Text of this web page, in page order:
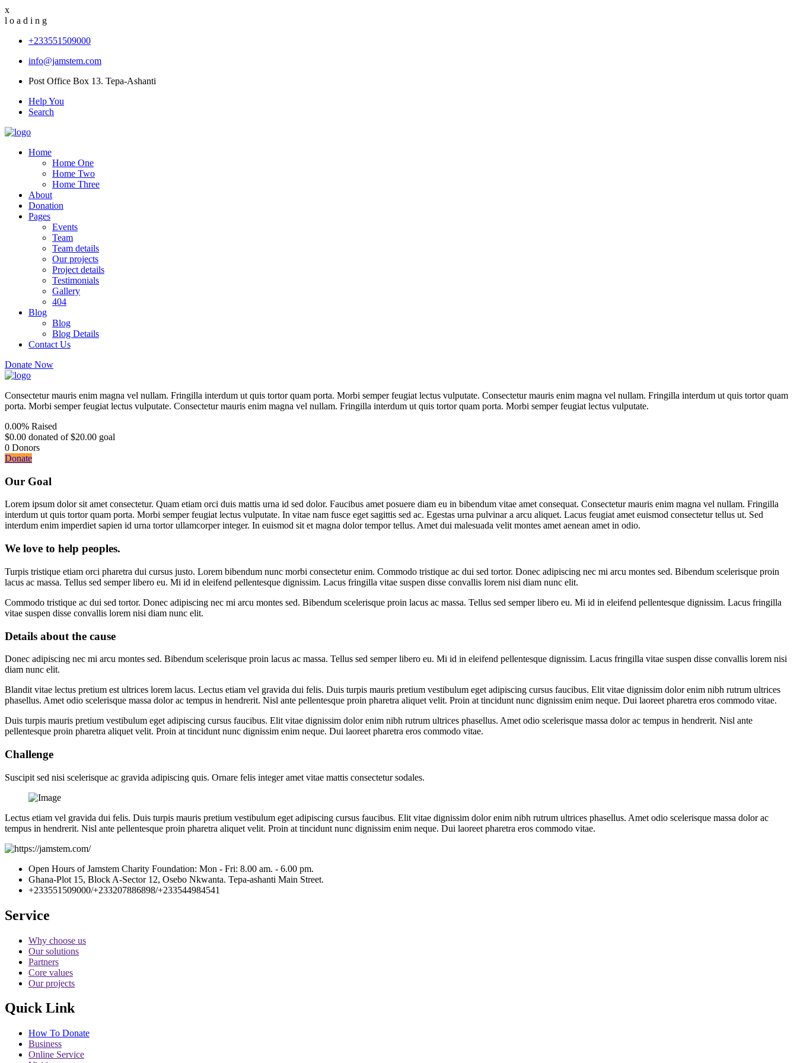
x
l o a d i n g
+233551509000
info@jamstem.com
Post Office Box 13. Tepa-Ashanti
Help You
Search
Home
Home One
Home Two
Home Three
About
Donation
Pages
Events
Team
Team details
Our projects
Project details
Testimonials
Gallery
404
Blog
Blog
Blog Details
Contact Us
Donate Now
Consectetur mauris enim magna vel nullam. Fringilla interdum ut quis tortor quam porta. Morbi semper feugiat lectus vulputate. Consectetur mauris enim magna vel nullam. Fringilla interdum ut quis tortor quam
porta. Morbi semper feugiat lectus vulputate. Consectetur mauris enim magna vel nullam. Fringilla interdum ut quis tortor quam porta. Morbi semper feugiat lectus vulputate.
0.00% Raised
$0.00 donated of$20.00 goal
0 Donors
Donate
Our Goal
Lorem ipsum dolor sit amet consectetur. Quam etiam orci duis mattis urna id sed dolor. Faucibus amet posuere diam eu in bibendum vitae amet consequat. Consectetur mauris enim magna vel nullam. Fringilla
interdum ut quis tortor quam porta. Morbi semper feugiat lectus vulputate. In vitae nam fusce eget sagittis sed ac. Egestas urna pulvinar a arcu aliquet. Lacus feugiat amet euismod consectetur tellus ut. Sed
interdum enim imperdiet sapien id urna tortor ullamcorper integer. In euismod sit et magna dolor tempor tellus. Amet dui malesuada velit montes amet aenean amet in odio.
We love to help peoples.
Turpis tristique etiam orci pharetra dui cursus justo. Lorem bibendum nunc morbi consectetur enim. Commodo tristique ac dui sed tortor. Donec adipiscing nec mi arcu montes sed. Bibendum scelerisque proin
lacus ac massa. Tellus sed semper libero eu. Mi id in eleifend pellentesque dignissim. Lacus fringilla vitae suspen disse convallis lorem nisi diam nunc elit.
Commodo tristique ac dui sed tortor. Donec adipiscing nec mi arcu montes sed. Bibendum scelerisque proin lacus ac massa. Tellus sed semper libero eu. Mi id in eleifend pellentesque dignissim. Lacus fringilla
vitae suspen disse convallis lorem nisi diam nunc elit.
Details about the cause
Donec adipiscing nec mi arcu montes sed. Bibendum scelerisque proin lacus ac massa. Tellus sed semper libero eu. Mi id in eleifend pellentesque dignissim. Lacus fringilla vitae suspen disse convallis lorem nisi
diam nunc elit.
Blandit vitae lectus pretium est ultrices lorem lacus. Lectus etiam vel gravida dui felis. Duis turpis mauris pretium vestibulum eget adipiscing cursus faucibus. Elit vitae dignissim dolor enim nibh rutrum ultrices
phasellus. Amet odio scelerisque massa dolor ac tempus in hendrerit. Nisl ante pellentesque proin pharetra aliquet velit. Proin at tincidunt nunc dignissim enim neque. Dui laoreet pharetra eros commodo vitae.
Duis turpis mauris pretium vestibulum eget adipiscing cursus faucibus. Elit vitae dignissim dolor enim nibh rutrum ultrices phasellus. Amet odio scelerisque massa dolor ac tempus in hendrerit. Nisl ante
pellentesque proin pharetra aliquet velit. Proin at tincidunt nunc dignissim enim neque. Dui laoreet pharetra eros commodo vitae.
Challenge
Suscipit sed nisi scelerisque ac gravida adipiscing quis. Ornare felis integer amet vitae mattis consectetur sodales.
Lectus etiam vel gravida dui felis. Duis turpis mauris pretium vestibulum eget adipiscing cursus faucibus. Elit vitae dignissim dolor enim nibh rutrum ultrices phasellus. Amet odio scelerisque massa dolor ac
tempus in hendrerit. Nisl ante pellentesque proin pharetra aliquet velit. Proin at tincidunt nunc dignissim enim neque. Dui laoreet pharetra eros commodo vitae.
Open Hours of Jamstem Charity Foundation: Mon - Fri: 8.00 am. - 6.00 pm.
Ghana-Plot 15, Block A-Sector 12, Osebo Nkwanta. Tepa-ashanti Main Street.
+233551509000/+233207886898/+233544984541
Service
Why choose us
Our solutions
Partners
Core values
Our projects
Quick Link
How To Donate
Business
Online Service